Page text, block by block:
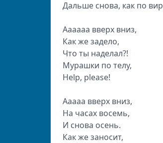
Дальше снова, как по
Аааааа вверх вниз,
Как же задело,
Что ты наделал?!
Мурашки по телу,
Help, please!
Ааааа вверх вниз,
На часах восемь,
И снова осень.
Как же заносит,